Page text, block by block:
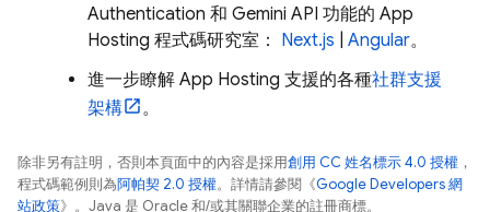
Authentication 和 Gemini API 功能的 App
Hosting 程式碼研究室： Next.js Angular。
進一步瞭解 App Hosting 支援的各種社群支援
架構
。
除非另有註明，否則本頁面中的內容是採用創用 CC 姓名標示 4.0 授權 ，
程式碼範例則為阿帕契 2.0 授權。詳情請參閱《Google Developers 網
站政策》。Java 是 Oracle 和/或其關聯企業的註冊商標。